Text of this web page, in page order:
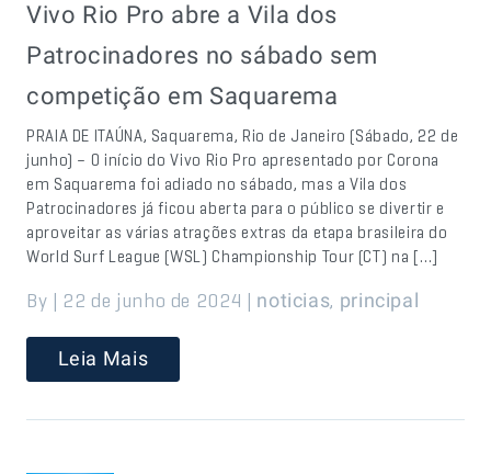
Vivo Rio Pro abre a Vila dos
Patrocinadores no sábado sem
competição em Saquarema
PRAIA DE ITAÚNA, Saquarema, Rio de Janeiro (Sábado, 22 de
junho) – O início do Vivo Rio Pro apresentado por Corona
em Saquarema foi adiado no sábado, mas a Vila dos
Patrocinadores já ficou aberta para o público se divertir e
aproveitar as várias atrações extras da etapa brasileira do
World Surf League (WSL) Championship Tour (CT) na […]
By | 22 de junho de 2024 | noticias, principal
Leia Mais